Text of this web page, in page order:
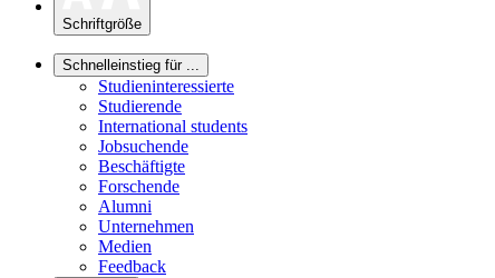
Schriftgröße
Schnelleinstieg für ...
Studieninteressierte
Studierende
International students
Jobsuchende
Beschäftigte
Forschende
Alumni
Unternehmen
Medien
Feedback